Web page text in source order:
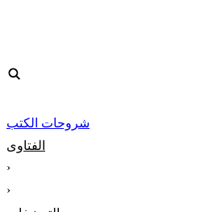
شروحات الكتب
الفتاوى
‹
‹